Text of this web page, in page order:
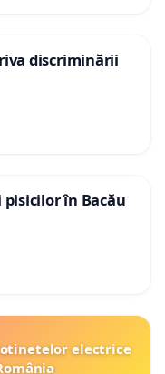
discriminării
în Bacău
electrice